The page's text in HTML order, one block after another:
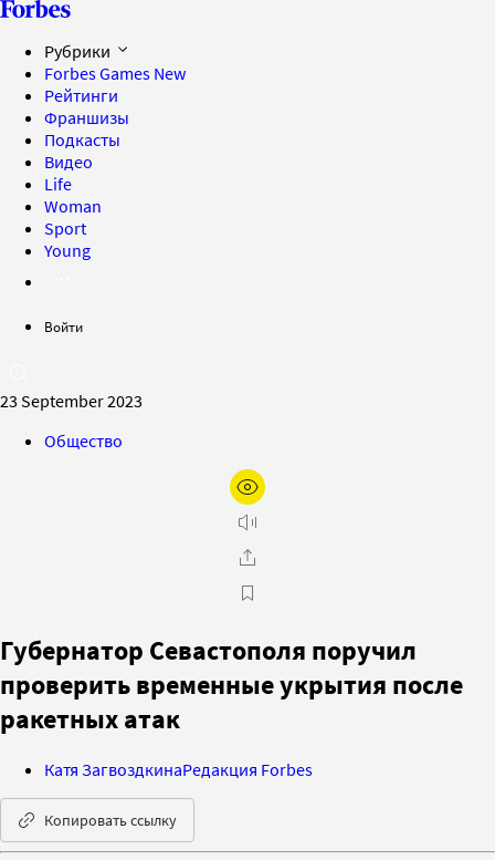
Рубрики
Forbes Games New
Рейтинги
Франшизы
Подкасты
Видео
Life
Woman
Sport
Young
Войти
23 September 2023
Общество
Губернатор Севастополя поручил
проверить временные укрытия после
ракетных атак
Катя ЗагвоздкинаРедакция Forbes
Копировать ссылку